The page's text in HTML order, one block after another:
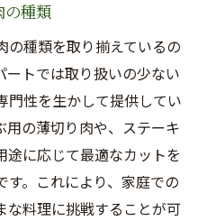
肉店の工夫
で人気の理由とそのメ
立が魅力
費活動
のお肉を選べる
したサービス
の種類
の種類を取り揃えているの
トでは取り扱いの少ない
門性を生かして提供してい
用の薄切り肉や、ステーキ
途に応じて最適なカットを
。これにより、家庭での
な料理に挑戦することが可